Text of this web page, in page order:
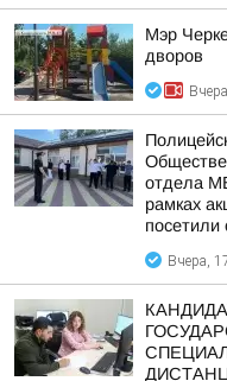
Мэр
дворов
отдела
рамках
Вчера,